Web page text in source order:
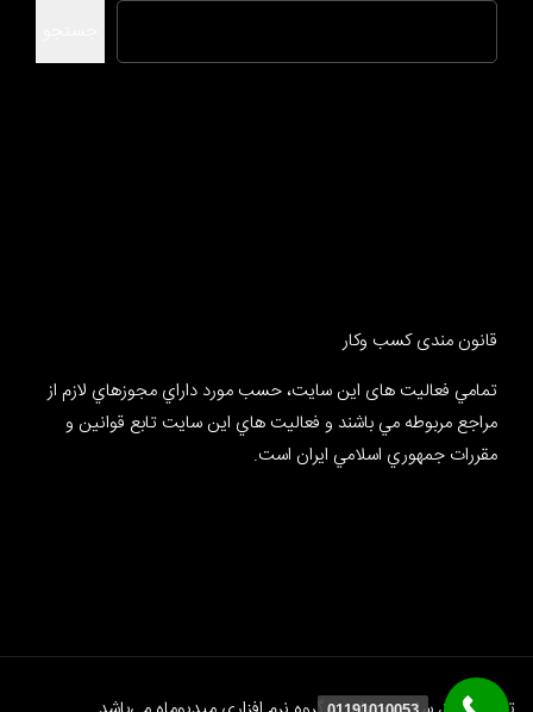
قانون مندی کسب وکار
تمامي فعالیت های این سایت، حسب مورد داراي مجوزهاي لازم از
مراجع مربوطه مي باشند و فعاليت هاي اين سايت تابع قوانين و
مقررات جمهوري اسلامي ايران است.